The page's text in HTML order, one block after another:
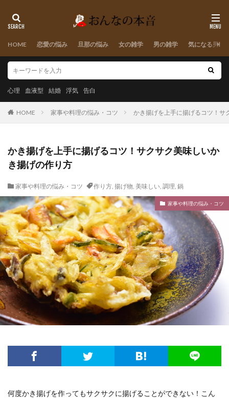
HOME 恋愛の悩み 旦那の悩み 女の雑学 男の雑学 気になる男性
心理 血液型 結婚 浮気 告白
HOME 家事や料理の悩み・コツ かき揚げを上手に揚げるコツ！サ
かき揚げを上手に揚げるコツ！サクサク美味しいか
き揚げの作り方
家事や料理の悩み・コツ 作り方, 揚げ物, 美味しい, 調理, 鍋
家事や料理の悩み・コツ
何度かき揚げを作ってもサクサクに揚げることができない！こん